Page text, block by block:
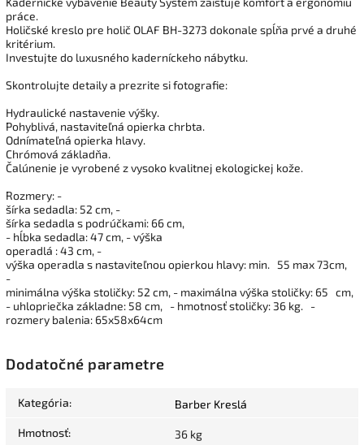
práce.
Holičské kreslo pre holič OLAF BH-3273 dokonale spĺňa prvé a druhé
kritérium.
Investujte do luxusného kaderníckeho nábytku.
Skontrolujte detaily a prezrite si fotografie:
Hydraulické nastavenie výšky.
Pohyblivá, nastaviteľná opierka chrbta.
Odnímateľná opierka hlavy.
Chrómová základňa.
Čalúnenie je vyrobené z vysoko kvalitnej ekologickej kože.
Rozmery: -
šírka sedadla: 52 cm, -
šírka sedadla s podrúčkami: 66 cm,
- hĺbka sedadla: 47 cm, - výška
operadlá : 43 cm, -
výška operadla s nastaviteľnou opierkou hlavy: min. 55 max 73cm,
-
minimálna výška stoličky: 52 cm, - maximálna výška stoličky: 65 cm,
- uhlopriečka základne: 58 cm, - hmotnosť stoličky: 36 kg. -
rozmery balenia: 65x58x64cm
Dodatočné parametre
Kategória: Barber Kreslá
Hmotnosť: 36 kg